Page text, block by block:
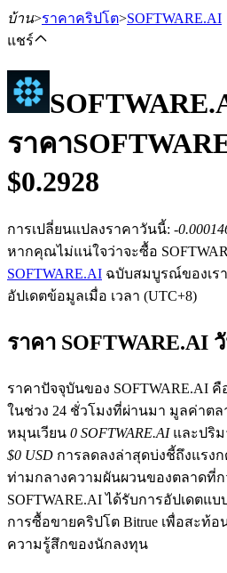
ฟิวเจอร์ส
ฟิวเจอร์ส COIN-M
บ้าน>ราคาคริปโต>SOFTWARE.AI
แชร์
ราคา
$0.2928
การเปลี่ยนแปลงราคาวันนี้: -
หากคุณไม่แน่ใจว่าจะซื้อ
SOFTWARE.AI ฉบับสมบูรณ์ของเรา
อัปเดตข้อมูลเมื่อ เวลา (UTC+8)
ราคา SOFTWARE.AI
ราคาปัจจุบันของ SOFTWARE.AI คื
ในช่วง 24 ชั่วโมงที่ผ่านมา มูลค่าตล
หมุนเวียน 0 SOFTWARE.AIและปริม
$0 USD การลดลงล่าสุดบ่งชี้ถึงแรง
ท่ามกลางความผันผวนของตลาดที่ก
SOFTWARE.AI ได้รับการอัปเดตแ
การซื้อขายคริปโต Bitrue เพื่อสะท้
ความรู้สึกของนักลงทุน